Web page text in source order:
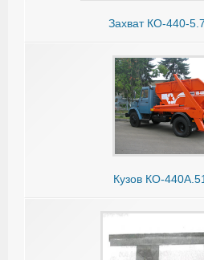
Захват КО-440-
Кузов КО-